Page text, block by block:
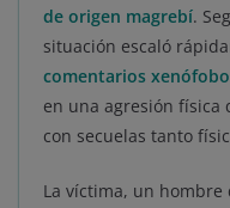
de origen magrebí.
situación escaló
comentarios
en una agresión física
con secuelas tanto
La víctima, un hombre